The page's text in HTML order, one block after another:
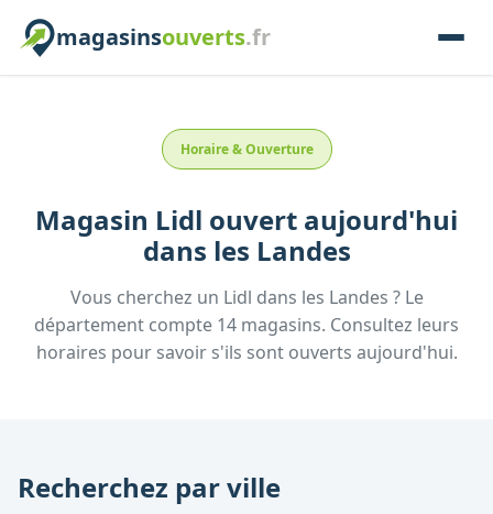
magasinsouverts.fr
Horaire & Ouverture
Magasin Lidl ouvert aujourd'hui
dans les Landes
Vous cherchez un Lidl dans les Landes ? Le
département compte 14 magasins. Consultez leurs
horaires pour savoir s'ils sont ouverts aujourd'hui.
Recherchez par ville